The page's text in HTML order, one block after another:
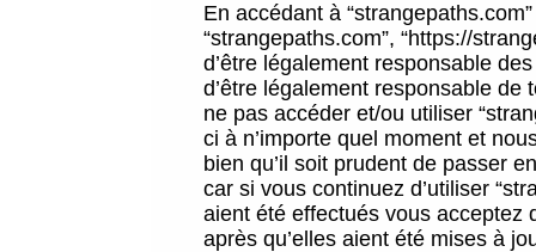
En accédant à
“strangepaths.com”, “https://
d’être légalement responsable
d’être légalement responsable
ne pas accéder et/ou utiliser
ci à n’importe quel moment et
bien qu’il soit prudent de passer
car si vous continuez d’utiliser
aient été effectués vous acceptez
après qu’elles aient été mises à